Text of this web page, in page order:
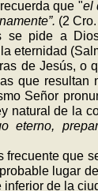
que "el
(2
pide a
eternidad
de Jesús, o
que resultan
Señor
natural de la
eterno,
frecuente que
lugar
inferior de la